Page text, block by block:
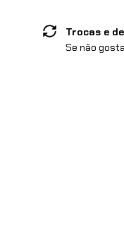
Trocas e
Se não